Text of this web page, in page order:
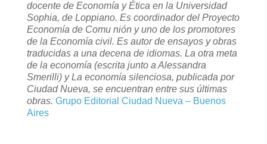
docente de Economía y Ética en la Universidad
Sophia, de Loppiano. Es coordinador del Proyecto
Economía de Comu­ nión y uno de los promotores
de la Economía civil. Es autor de ensayos y obras
traducidas a una decena de idiomas. La otra meta
de la economía (escrita junto a Alessandra
Smerilli) y La economía silenciosa, publicada por
Ciudad Nueva, se encuentran entre sus últimas
obras. Grupo Editorial Ciudad Nueva – Buenos
Aires